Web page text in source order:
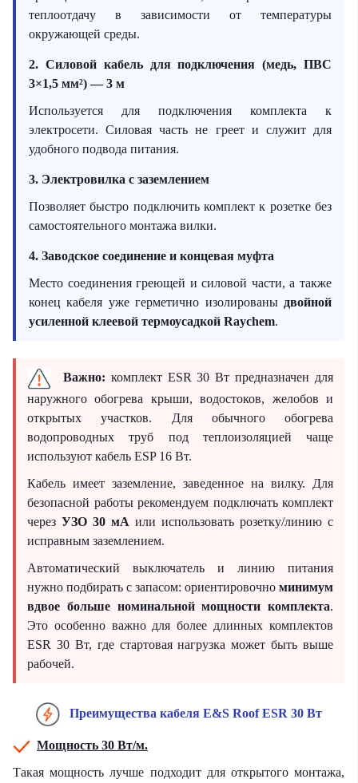
теплоотдачу в зависимости от температуры
окружающей среды.
2. Силовой кабель для подключения (медь, ПВС
3×1,5 мм²) — 3 м
Используется для подключения комплекта к
электросети. Силовая часть не греет и служит для
удобного подвода питания.
3. Электровилка с заземлением
Позволяет быстро подключить комплект к розетке без
самостоятельного монтажа вилки.
4. Заводское соединение и концевая муфта
Место соединения греющей и силовой части, а также
конец кабеля уже герметично изолированы двойной
усиленной клеевой термоусадкой Raychem.
Важно: комплект ESR 30 Вт предназначен для
наружного обогрева крыши, водостоков, желобов и
открытых участков. Для обычного обогрева
водопроводных труб под теплоизоляцией чаще
используют кабель ESP 16 Вт.
Кабель имеет заземление, заведенное на вилку. Для
безопасной работы рекомендуем подключать комплект
через УЗО 30 мА или использовать розетку/линию с
исправным заземлением.
Автоматический выключатель и линию питания
нужно подбирать с запасом: ориентировочно минимум
вдвое больше номинальной мощности комплекта.
Это особенно важно для более длинных комплектов
ESR 30 Вт, где стартовая нагрузка может быть выше
рабочей.
Преимущества кабеля E&S Roof ESR 30 Вт
Мощность 30 Вт/м.
Такая мощность лучше подходит для открытого монтажа,